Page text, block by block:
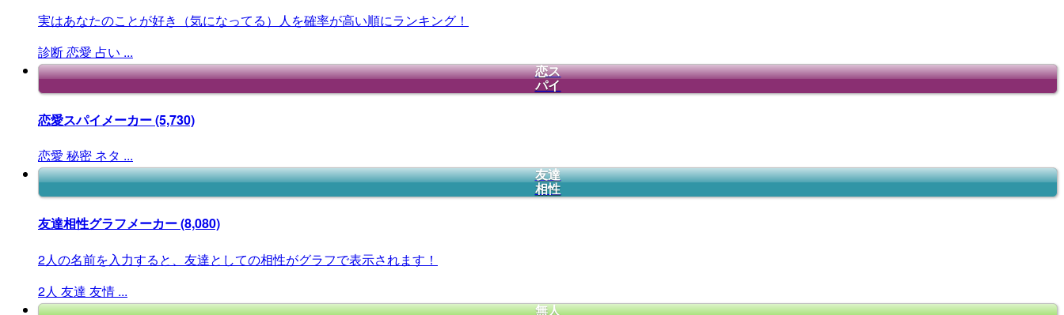
実はあなたのことが好き（気になってる）人を確率が高い順にランキング！
診断恋愛 占い ...
恋ス
パイ
恋愛スパイメーカー(5,730)
恋愛 秘密 ネタ ...
友達
相性
友達相性グラフメーカー(8,080)
2人の名前を入力すると、友達としての相性がグラフで表示されます！
2人 友達 友情 ...
無人